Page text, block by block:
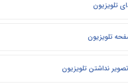
تلویزیون
تلویزیون
نداشتن تلویزیون